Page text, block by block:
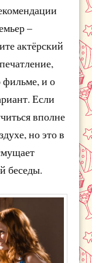
–
актёрский
фильме, и о
Если
вполне
но это в
беседы.